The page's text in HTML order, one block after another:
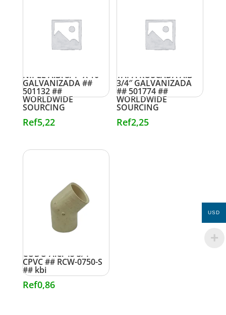
NIPLE A.B. 3/4″ X 10″
GALVANIZADA ##
501132 ##
WORLDWIDE
SOURCING
Ref5,22
TAPA ROSCADA A.B
3/4″ GALVANIZADA
## 501774 ##
WORLDWIDE
SOURCING
Ref2,25
CODO A.C. 45 3/4″
CPVC ## RCW-0750-S
## kbi
Ref0,86
USD